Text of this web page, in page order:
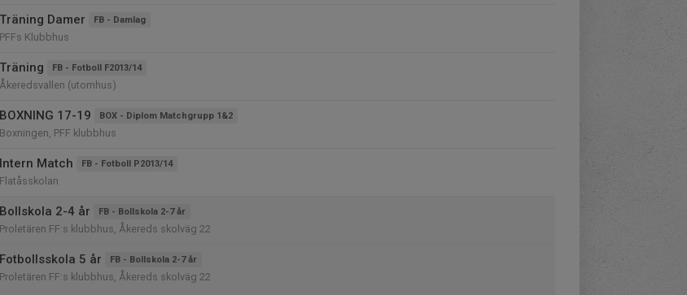
Träning Damer FB - Damlag
PFFs Klubbhus
Träning FB - Fotboll F2013/14
Åkeredsvallen (utomhus)
BOXNING 17-19 BOX - Diplom Matchgrupp 1&2
Boxningen, PFF klubbhus
Intern Match FB - Fotboll P2013/14
Flatåsskolan
Bollskola 2-4 år FB - Bollskola 2-7 år
Proletären FF:s klubbhus, Åkereds skolväg 22
Fotbollsskola 5 år FB - Bollskola 2-7 år
Proletären FF:s klubbhus, Åkereds skolväg 22